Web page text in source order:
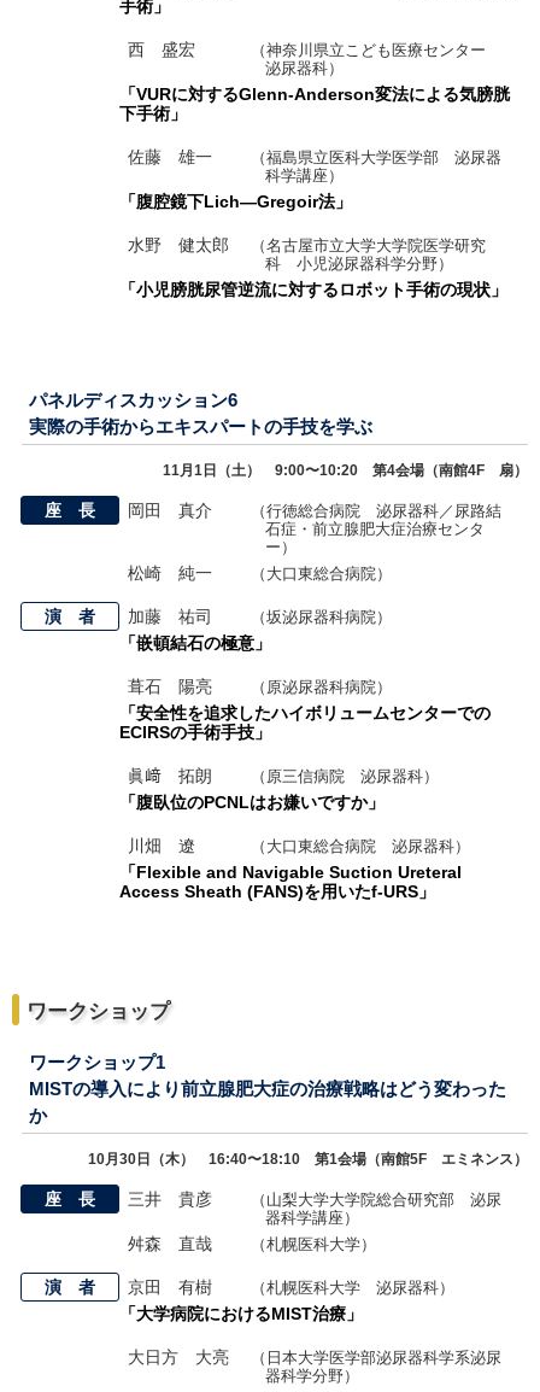
手術」
西 盛宏
（神奈川県立こども医療センター
泌尿器科）
「VURに対するGlenn-Anderson変法による気膀胱
下手術」
佐藤 雄一
（福島県立医科大学医学部 泌尿器
科学講座）
「腹腔鏡下Lich―Gregoir法」
水野 健太郎
（名古屋市立大学大学院医学研究
科 小児泌尿器科学分野）
「小児膀胱尿管逆流に対するロボット手術の現状」
パネルディスカッション6
実際の手術からエキスパートの手技を学ぶ
11月1日（土） 9:00〜10:20 第4会場（南館4F 扇）
座 長 岡田 真介
（行徳総合病院 泌尿器科／尿路結
石症・前立腺肥大症治療センタ
ー）
松崎 純一 （大口東総合病院）
演 者 加藤 祐司 （坂泌尿器科病院）
「嵌頓結石の極意」
葺石 陽亮 （原泌尿器科病院）
「安全性を追求したハイボリュームセンターでの
ECIRSの手術手技」
眞﨑 拓朗 （原三信病院 泌尿器科）
「腹臥位のPCNLはお嫌いですか」
川畑 遼 （大口東総合病院 泌尿器科）
「Flexible and Navigable Suction Ureteral
Access Sheath (FANS)を用いたf-URS」
ワークショップ
ワークショップ1
MISTの導入により前立腺肥大症の治療戦略はどう変わった
か
10月30日（木） 16:40〜18:10 第1会場（南館5F エミネンス）
座 長 三井 貴彦
（山梨大学大学院総合研究部 泌尿
器科学講座）
舛森 直哉 （札幌医科大学）
演 者 京田 有樹 （札幌医科大学 泌尿器科）
「大学病院におけるMIST治療」
大日方 大亮
（日本大学医学部泌尿器科学系泌尿
器科学分野）